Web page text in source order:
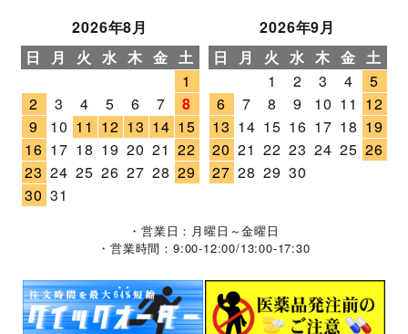
2026年8月
日
月 火 水 木 金 土
1
2
3 4 5 6 7
8
9
10 11 12 13 14 15
16 17 18 19 20 21 22
23 24 25 26 27 28 29
30 31
2026年9月
日
月 火 水 木 金 土
1
2 3 4
5
6
7 8 9 10 11 12
13 14 15 16 17 18 19
20 21 22 23 24 25 26
27 28 29 30
・営業日：月曜日～金曜日
・営業時間：9:00-12:00/13:00-17:30